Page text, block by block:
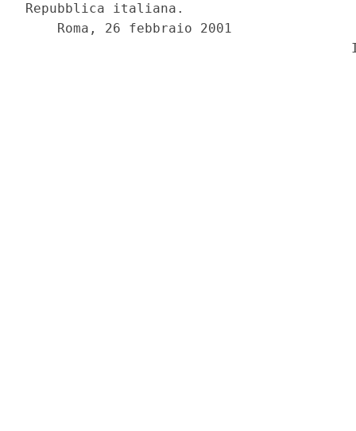
Repubblica italiana.
    Roma, 26 febbraio 2001